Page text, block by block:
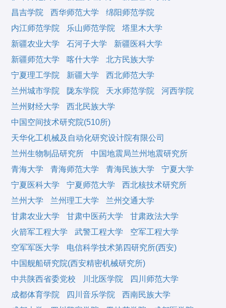
昌吉学院
西华师范大学
绵阳师范学院
内江师范学院
乐山师范学院
塔里木大学
新疆农业大学
石河子大学
新疆医科大学
新疆师范大学
喀什大学
北方民族大学
宁夏理工学院
新疆大学
西北师范大学
兰州城市学院
陇东学院 天水师范学院
河西学院
兰州财经大学
西北民族大学
中国空间技术研究院(510所)
天华化工机械及自动化研究设计院有限公司
兰州生物制品研究所
中国地震局兰州地震研究所
青海大学
青海师范大学 青海民族大学
宁夏大学
宁夏医科大学
宁夏师范大学
西北核技术研究所
兰州大学
兰州理工大学
兰州交通大学
甘肃农业大学
甘肃中医药大学
甘肃政法大学
火箭军工程大学
武警工程大学
空军工程大学
空军军医大学
电信科学技术第四研究所(西安)
中国舰船研究院(西安精密机械研究所)
中共陕西省委党校
川北医学院
四川师范大学
成都体育学院
四川音乐学院
西南民族大学